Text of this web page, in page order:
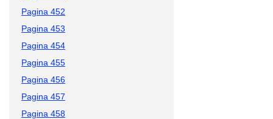
Pagina 452
Pagina 453
Pagina 454
Pagina 455
Pagina 456
Pagina 457
Pagina 458